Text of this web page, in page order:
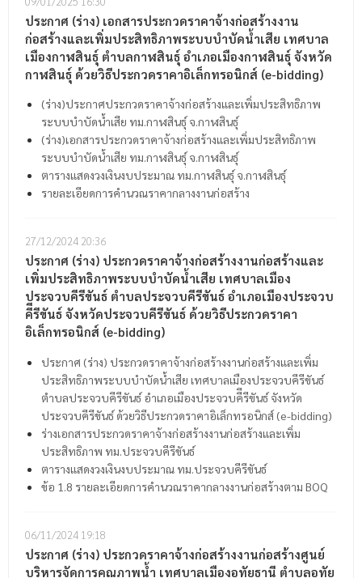
ประกาศ (ร่าง) เอกสารประกวดราคาจ้างก่อสร้างงาน
ก่อสร้างและเพิ่มประสิทธิภาพระบบบำบัดน้ำเสีย เทศบาล
เมืองกาฬสินธุ์ ตำบลกาฬสินธุ์ อำเภอเมืองกาฬสินธุ์ จังหวัด
กาฬสินธุ์ ด้วยวิธีประกวดราคาอิเล็กทรอนิกส์ (e-bidding)
(ร่าง)ประกาศประกวดราคาจ้างก่อสร้างและเพิ่มประสิทธิภาพ
ระบบบำบัดน้ำเสีย ทม.กาฬสินธฺุ์ จ.กาฬสินธุ์
(ร่าง)เอกสารประกวดราคาจ้างก่อสร้างและเพิ่มประสิทธิภาพ
ระบบบำบัดน้ำเสีย ทม.กาฬสินธฺุ์ จ.กาฬสินธุ์
ตารางแสดงวงเงินงบประมาณ ทม.กาฬสินธุ์ จ.กาฬสินธุ์
รายละเอียดการคำนวณราคากลางงานก่อสร้าง
27/12/2024 20:36
ประกาศ (ร่าง) ประกวดราคาจ้างก่อสร้างงานก่อสร้างและ
เพิ่มประสิทธิภาพระบบบำบัดน้ำเสีย เทศบาลเมือง
ประจวบคีรีขันธ์ ตำบลประจวบคีรีขันธ์ อำเภอเมืองประจวบ
คีีรีขันธ์ จังหวัดประจวบคีรีขันธ์ ด้วยวิธีประกวดราคา
อิเล็กทรอนิกส์ (e-bidding)
ประกาศ (ร่าง) ประกวดราคาจ้างก่อสร้างงานก่อสร้างและเพิ่ม
ประสิทธิภาพระบบบำบัดน้ำเสีย เทศบาลเมืองประจวบคีรีขันธ์
ตำบลประจวบคีรีขันธ์ อำเภอเมืองประจวบคีีรีขันธ์ จังหวัด
ประจวบคีรีขันธ์ ด้วยวิธีประกวดราคาอิเล็กทรอนิกส์ (e-bidding)
ร่างเอกสารประกวดราคาจ้างก่อสร้างงานก่อสร้างและเพิ่ม
ประสิทธิภาพ ทม.ประจวบคีรีขันธ์
ตารางแสดงวงเงินงบประมาณ ทม.ประจวบคีรีขันธ์
ข้อ 1.8 รายละเอียดการคำนวณราคากลางงานก่อสร้างตาม BOQ
06/11/2024 19:18
ประกาศ (ร่าง) ประกวดราคาจ้างก่อสร้างงานก่อสร้างศูนย์
บริหารจัดการคุณภาพน้ำ เทศบาลเมืองอุทัยธานี ตำบลอุทัย